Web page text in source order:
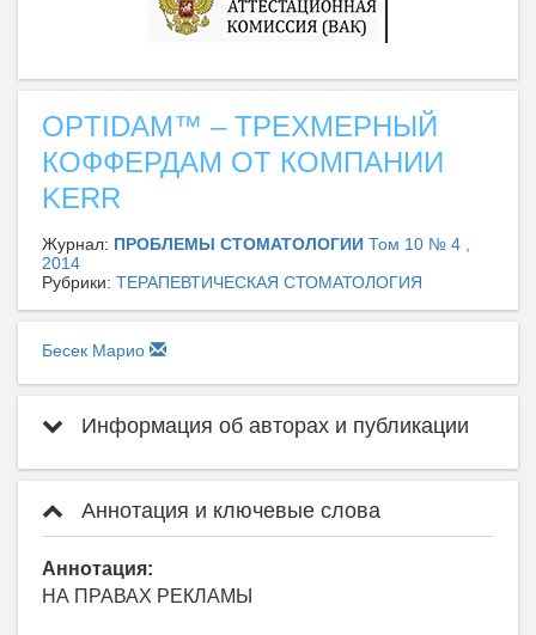
OPTIDAM™ – ТРЕХМЕРНЫЙ
КОФФЕРДАМ ОТ КОМПАНИИ
KERR
Журнал: ПРОБЛЕМЫ СТОМАТОЛОГИИ Том 10 № 4 ,
2014
Рубрики: ТЕРАПЕВТИЧЕСКАЯ СТОМАТОЛОГИЯ
Бесек Марио
Информация об авторах и публикации
Аннотация и ключевые слова
Аннотация:
НА ПРАВАХ РЕКЛАМЫ